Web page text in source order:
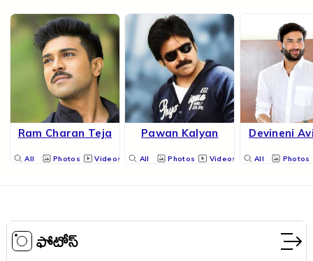
Ram Charan Teja
All Photos Videos
Pawan Kalyan
All Photos Videos
Devineni
All Photos
ఫోటోస్